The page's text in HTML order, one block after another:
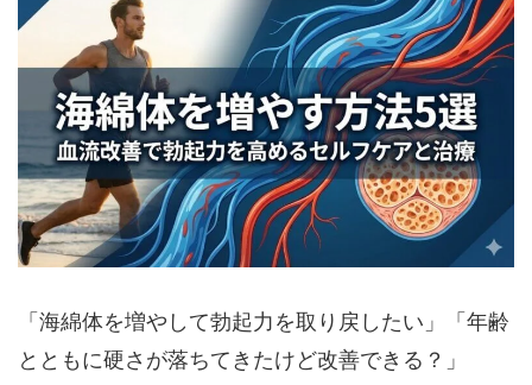
「海綿体を増やして勃起力を取り戻したい」「年齢
とともに硬さが落ちてきたけど改善できる？」